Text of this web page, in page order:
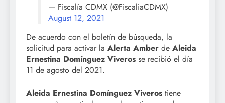
— Fiscalía CDMX (@FiscaliaCDMX)
August 12, 2021
De acuerdo con el boletín de búsqueda, la
solicitud para activar la Alerta Amber de Aleida
Ernestina Domínguez Viveros se recibió el día
11 de agosto del 2021.
Aleida Ernestina Domínguez Viveros tiene